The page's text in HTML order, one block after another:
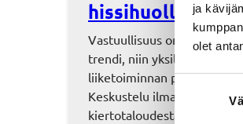
ja
olet
valinta
hissihuollossa?
Vastuullisuus on
trendi, niin yksilön
liiketoiminnan palveluissa
Keskustelu
kiertotaloudesta ja